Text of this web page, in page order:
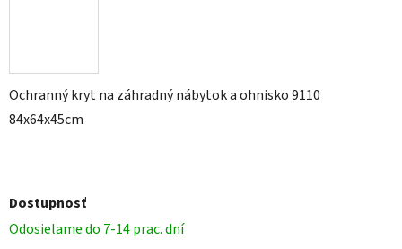
Ochranný kryt na záhradný nábytok a ohnisko 9110
84x64x45cm
Dostupnosť
Odosielame do 7-14 prac. dní